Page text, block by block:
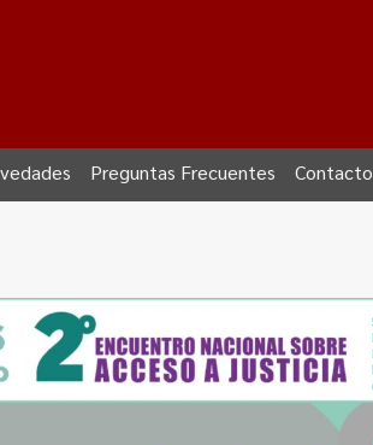
Preguntas Frecuentes Contacto